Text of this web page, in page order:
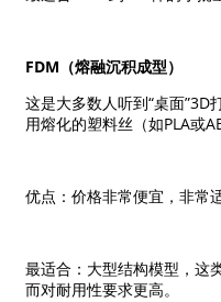
FDM（熔融沉积成型）
这是大多数人听到“桌面”3D
用熔化的塑料丝（如PLA或
优点：价格非常便宜，非常
最适合：大型结构模型，这
而对耐用性要求更高。